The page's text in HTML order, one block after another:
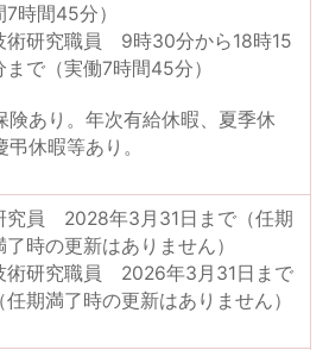
7時間45分）
術研究職員 9時30分から18時15
まで（実働7時間45分）
険あり。年次有給休暇、夏季休
弔休暇等あり。
究員 2028年3月31日まで（任期
了時の更新はありません）
術研究職員 2026年3月31日まで
（任期満了時の更新はありません）